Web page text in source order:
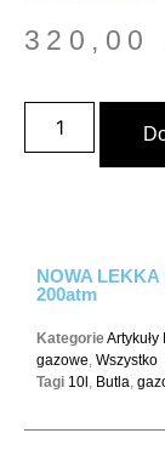
320,00
NOWA
200atm
KategorieArtykuły
gazowe, Wszystko
Tagi 10l , Butla,